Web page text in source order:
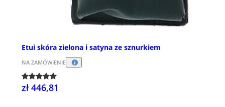
Etui skóra zielona i satyna ze sznurkiem
NA ZAMÓWIENIE
zł 446,81